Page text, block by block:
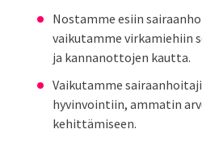
Nostamme esiin
vaikutamme virkamiehiin
ja kannanottojen kautta.
Vaikutamme
hyvinvointiin, ammatin
kehittämiseen.